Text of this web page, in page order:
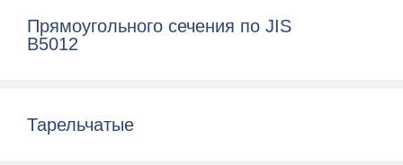
Прямоугольного сечения по JIS
B5012
Тарельчатые